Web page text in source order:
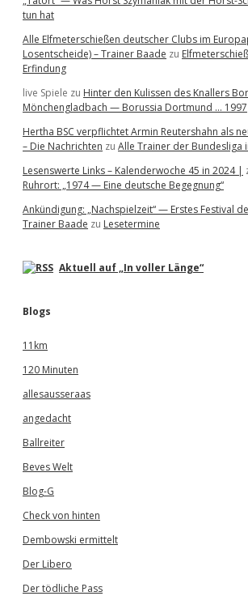
tun hat
Alle Elfmeterschießen deutscher Clubs im
Losentscheide) – Trainer Baade zu
Erfindung
live Spiele zu Hinter den Kulissen des Knallers
Mönchengladbach — Borussia Dortmund … 1997
Hertha BSC verpflichtet Armin Reutershahn als
– Die Nachrichten zu Alle Trainer der Bundesliga
Lesenswerte Links – Kalenderwoche 45 in 2024 |
Ruhrort: „1974 — Eine deutsche Begegnung“
Ankündigung: „Nachspielzeit“ — Erstes Festival
Trainer Baade zu Lesetermine
Aktuell auf „In voller Länge“
Blogs
11km
120 Minuten
allesausseraas
angedacht
Ballreiter
Beves Welt
Blog-G
Check von hinten
Dembowski ermittelt
Der Libero
Der tödliche Pass